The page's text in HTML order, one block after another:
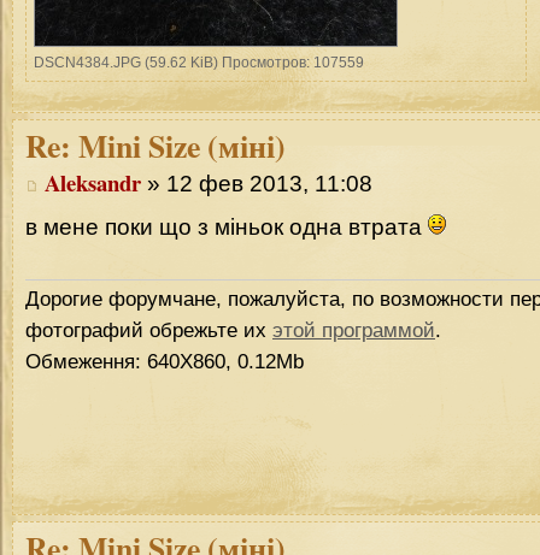
DSCN4384.JPG (59.62 KiB) Просмотров: 107559
Re: Mini Size (міні)
Aleksandr » 12 фев 2013, 11:08
в мене поки що з міньок одна втрата
Дорогие форумчане, пожалуйста, по возможности
фотографий обрежьте их этой программой.
Обмеження: 640Х860, 0.12Mb